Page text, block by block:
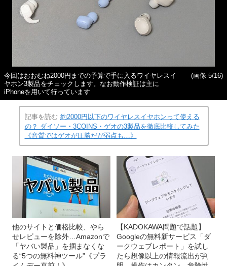
今回はおおむね2000円までの予算で手に入るワイヤレスイ
ヤホン3製品をチェックします。なお動作検証は主に
iPhoneを用いて行っています
(画像 5/16)
記事を読む 約2000円以下のワイヤレスイヤホンって使える
の？ ダイソー・3COINS・ゲオの3製品を徹底比較してみた
《音質ではゲオが圧勝だが弱点も…》
他のサイトと価格比較、やら
せレビューを除外…Amazonで
「ヤバい製品」を掴まなくな
る“5つの無料神ツール”《プラ
【KADOKAWA問題で話題】
Googleの無料新サービス「ダ
ークウェブレポート」を試し
たら想像以上の情報流出が判